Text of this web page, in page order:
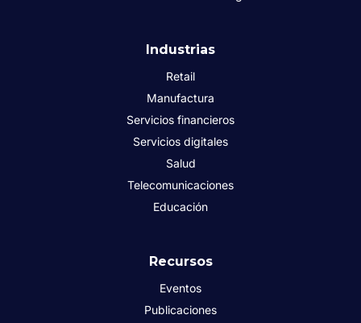
Industrias
Retail
Manufactura
Servicios financieros
Servicios digitales
Salud
Telecomunicaciones
Educación
Recursos
Eventos
Publicaciones